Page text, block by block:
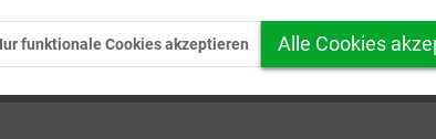
funktionale Cookies akzeptieren Alle Cookies